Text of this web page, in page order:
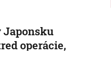
Japonsku
operácie,